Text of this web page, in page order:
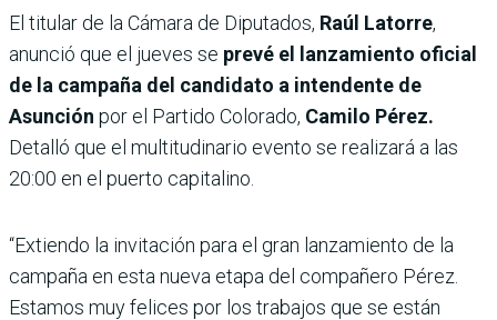
El titular de la Cámara de Diputados, Raúl Latorre,
anunció que el jueves se prevé el lanzamiento oficial
de la campaña del candidato a intendente de
Asunción por el Partido Colorado, Camilo Pérez.
Detalló que el multitudinario evento se realizará a las
20:00 en el puerto capitalino.
“Extiendo la invitación para el gran lanzamiento de la
campaña en esta nueva etapa del compañero Pérez.
Estamos muy felices por los trabajos que se están